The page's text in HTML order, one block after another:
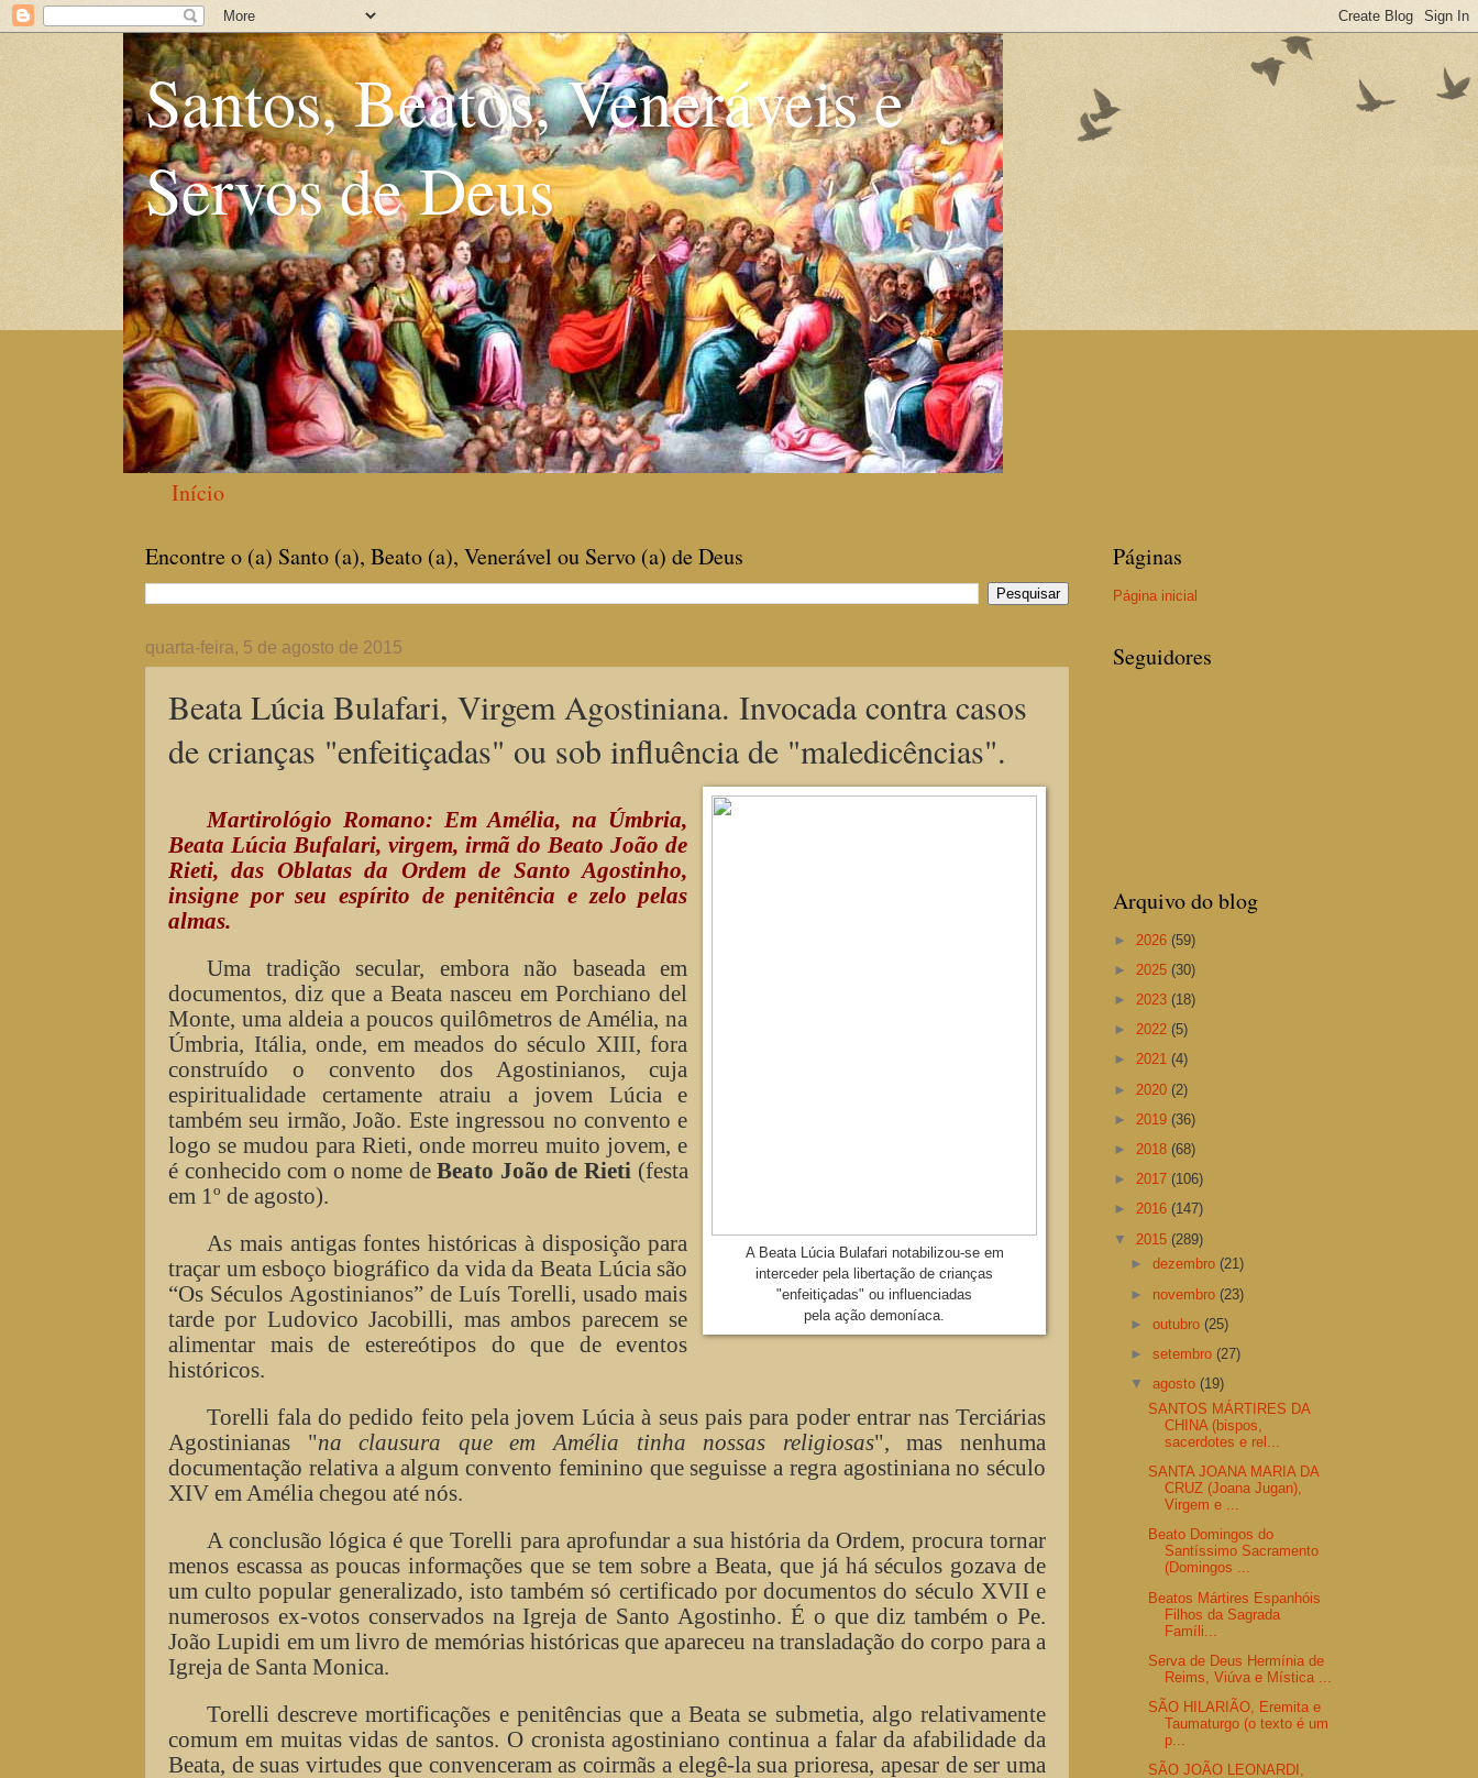
Santos, Beatos, Veneráveis e
Servos de Deus
Início
Encontre o (a) Santo (a), Beato (a), Venerável ou Servo (a) de Deus
quarta-feira, 5 de agosto de 2015
Beata Lúcia Bulafari, Virgem Agostiniana. Invocada contra casos
de crianças "enfeitiçadas" ou sob influência de "maledicências".
A Beata Lúcia Bulafari notabilizou-se em
interceder pela libertação de crianças
"enfeitiçadas" ou influenciadas
pela ação demoníaca.
Martirológio Romano: Em Amélia, na Úmbria,
Beata Lúcia Bufalari, virgem, irmã do Beato João de
Rieti, das Oblatas da Ordem de Santo Agostinho,
insigne por seu espírito de penitência e zelo pelas
almas.
Uma tradição secular, embora não baseada em
documentos, diz que a Beata nasceu em Porchiano del
Monte, uma aldeia a poucos quilômetros de Amélia, na
Úmbria, Itália, onde, em meados do século XIII, fora
construído o convento dos Agostinianos, cuja
espiritualidade certamente atraiu a jovem Lúcia e
também seu irmão, João. Este ingressou no convento e
logo se mudou para Rieti, onde morreu muito jovem, e
é conhecido com o nome deBeato João de Rieti(festa
em 1º de agosto).
As mais antigas fontes históricas à disposição para
traçar um esboço biográfico da vida da Beata Lúcia são
“Os Séculos Agostinianos” de Luís Torelli, usado mais
tarde por Ludovico Jacobilli, mas ambos parecem se
alimentar mais de estereótipos do que de eventos
históricos.
Torelli fala do pedido feito pela jovem Lúcia à seus pais para poder entrar nas Terciárias
Agostinianas "na clausura que em Amélia tinha nossas religiosas", mas nenhuma
documentação relativa a algum convento feminino que seguisse a regra agostiniana no século
XIV em Amélia chegou até nós.
A conclusão lógica é que Torelli para aprofundar a sua história da Ordem, procura tornar
menos escassa as poucas informações que se tem sobre a Beata, que já há séculos gozava de
um culto popular generalizado, isto também só certificado por documentos do século XVII e
numerosos ex-votos conservados na Igreja de Santo Agostinho. É o que diz também o Pe.
João Lupidi em um livro de memórias históricas que apareceu na transladação do corpo para a
Igreja de Santa Monica.
Torelli descreve mortificações e penitências que a Beata se submetia, algo relativamente
comum em muitas vidas de santos. O cronista agostiniano continua a falar da afabilidade da
Beata, de suas virtudes que convenceram as coirmãs a elegê-la sua prioresa, apesar de ser uma
Páginas
Página inicial
Seguidores
Arquivo do blog
► 2026 (59)
► 2025 (30)
► 2023 (18)
► 2022 (5)
► 2021 (4)
► 2020 (2)
► 2019 (36)
► 2018 (68)
► 2017 (106)
► 2016 (147)
▼ 2015 (289)
►dezembro(21)
► novembro(23)
►outubro(25)
►setembro(27)
▼agosto(19)
SANTOS MÁRTIRES DA
CHINA (bispos,
sacerdotes e rel...
SANTA JOANA MARIA DA
CRUZ (Joana Jugan),
Virgem e ...
Beato Domingos do
Santíssimo Sacramento
(Domingos ...
Beatos Mártires Espanhóis
Filhos da Sagrada
Famíli...
Serva de Deus Hermínia de
Reims, Viúva e Mística ...
SÃO HILARIÃO, Eremita e
Taumaturgo (o texto é um
p...
SÃO JOÃO LEONARDI,